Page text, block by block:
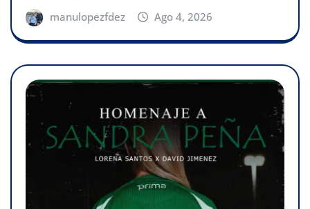
manulopezfdez Ago 4, 2026